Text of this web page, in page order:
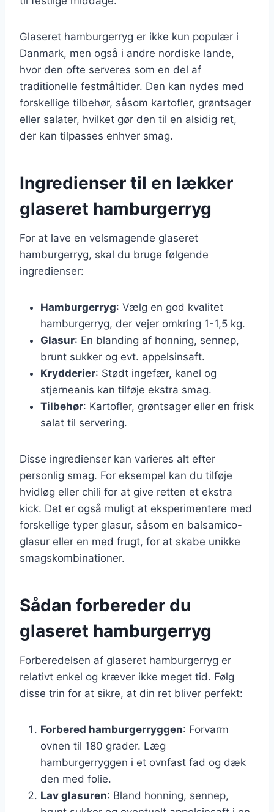
Glaseret hamburgerryg er ikke kun populær i
Danmark, men også i andre nordiske lande,
hvor den ofte serveres som en del af
traditionelle festmåltider. Den kan nydes med
forskellige tilbehør, såsom kartofler, grøntsager
eller salater, hvilket gør den til en alsidig ret,
der kan tilpasses enhver smag.
Ingredienser til en lækker
glaseret hamburgerryg
For at lave en velsmagende glaseret
hamburgerryg, skal du bruge følgende
ingredienser:
Hamburgerryg: Vælg en god kvalitet
hamburgerryg, der vejer omkring 1-1,5 kg.
Glasur: En blanding af honning, sennep,
brunt sukker og evt. appelsinsaft.
Krydderier: Stødt ingefær, kanel og
stjerneanis kan tilføje ekstra smag.
Tilbehør: Kartofler, grøntsager eller en frisk
salat til servering.
Disse ingredienser kan varieres alt efter
personlig smag. For eksempel kan du tilføje
hvidløg eller chili for at give retten et ekstra
kick. Det er også muligt at eksperimentere med
forskellige typer glasur, såsom en balsamico-
glasur eller en med frugt, for at skabe unikke
smagskombinationer.
Sådan forbereder du
glaseret hamburgerryg
Forberedelsen af glaseret hamburgerryg er
relativt enkel og kræver ikke meget tid. Følg
disse trin for at sikre, at din ret bliver perfekt:
Forbered hamburgerryggen: Forvarm
ovnen til 180 grader. Læg
hamburgerryggen i et ovnfast fad og dæk
den med folie.
Lav glasuren: Bland honning, sennep,